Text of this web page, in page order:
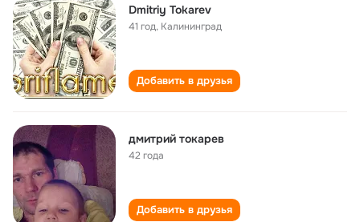
Dmitriy Tokarev
41 год, Калининград
Добавить в друзья
дмитрий токарев
42 года
Добавить в друзья